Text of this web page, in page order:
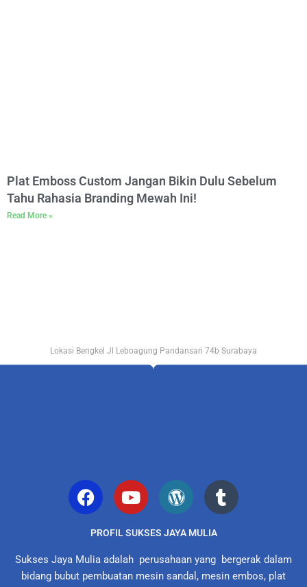
Plat Emboss Custom Jangan Bikin Dulu Sebelum
Tahu Rahasia Branding Mewah Ini!
Read More »
Lokasi Bengkel Jl Leboagung Pandansari 74b Surabaya
PROFIL SUKSES JAYA MULIA
Sukses Jaya Mulia adalah perusahaan yang bergerak dalam
bidang bubut pembuatan mesin sandal, mesin embos, plat